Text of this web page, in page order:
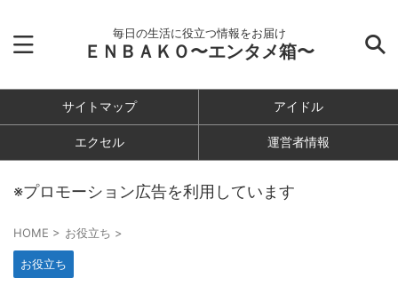
毎日の生活に役立つ情報をお届け
ＥＮＢＡＫＯ〜エンタメ箱〜
サイトマップ アイドル
エクセル 運営者情報
※プロモーション広告を利用しています
HOME > お役立ち >
お役立ち